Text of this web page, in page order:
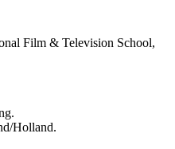
Film & Television School,
Holland.